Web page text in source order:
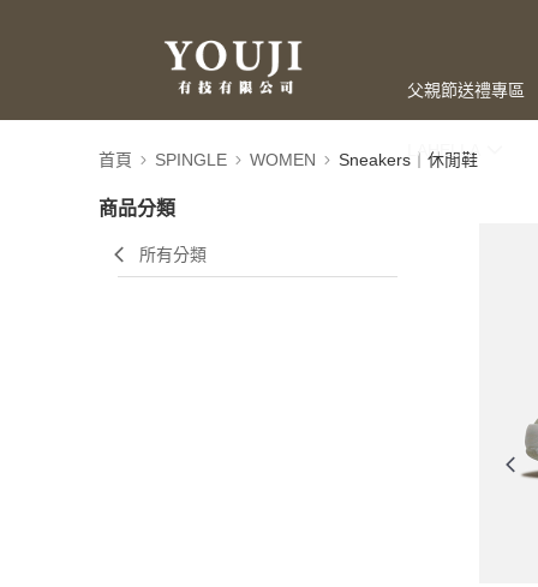
父親節送禮專區
LAHELLA
首頁 SPINGLE WOMEN Sneakers｜休閒鞋
商品分類
所有分類